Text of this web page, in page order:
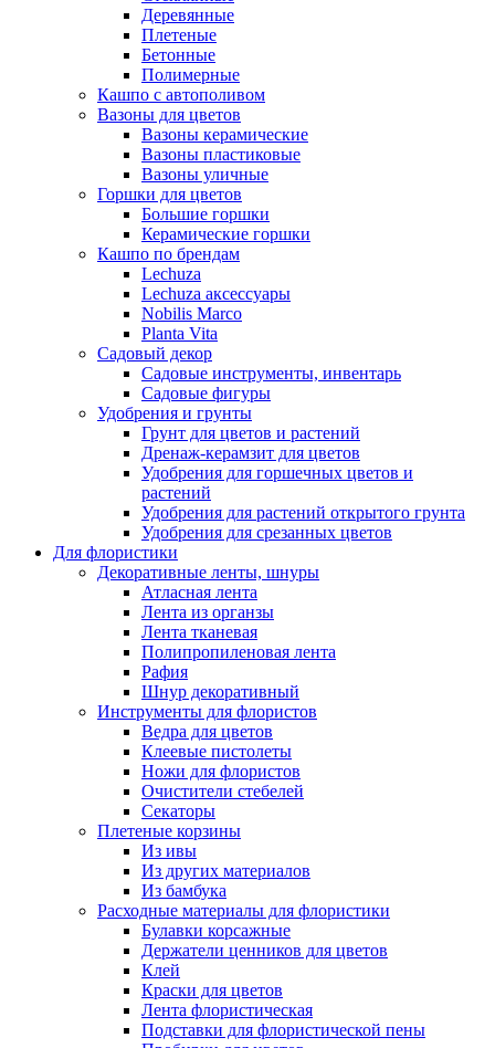
Деревянные
Плетеные
Бетонные
Полимерные
Кашпо с автополивом
Вазоны для цветов
Вазоны керамические
Вазоны пластиковые
Вазоны уличные
Горшки для цветов
Большие горшки
Керамические горшки
Кашпо по брендам
Lechuza
Lechuza аксессуары
Nobilis Marco
Planta Vita
Садовый декор
Садовые инструменты, инвентарь
Садовые фигуры
Удобрения и грунты
Грунт для цветов и растений
Дренаж-керамзит для цветов
Удобрения для горшечных цветов и
растений
Удобрения для растений открытого грунта
Удобрения для срезанных цветов
Для флористики
Декоративные ленты, шнуры
Атласная лента
Лента из органзы
Лента тканевая
Полипропиленовая лента
Рафия
Шнур декоративный
Инструменты для флористов
Ведра для цветов
Клеевые пистолеты
Ножи для флористов
Очистители стебелей
Секаторы
Плетеные корзины
Из ивы
Из других материалов
Из бамбука
Расходные материалы для флористики
Булавки корсажные
Держатели ценников для цветов
Клей
Краски для цветов
Лента флористическая
Подставки для флористической пены